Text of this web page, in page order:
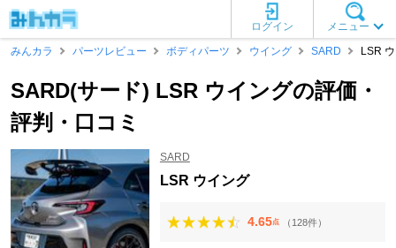
メニュー
ログイン
みんカラ
パーツレビュー ボディパーツ ウイング SARD LSR
SARD(サード) LSR ウイングの評価・
評判・口コミ
SARD
LSR ウイング
4.65点 （128件）